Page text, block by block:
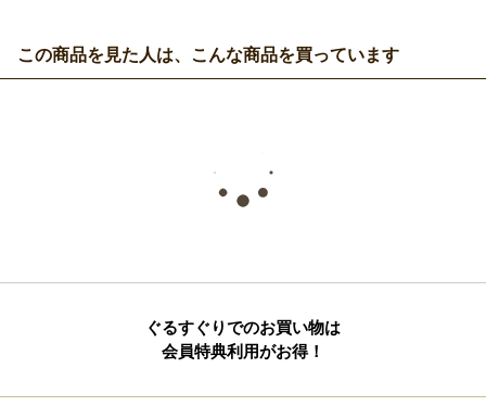
この商品を見た人は、こんな商品を買っています
ぐるすぐりでのお買い物は
会員特典利用がお得！